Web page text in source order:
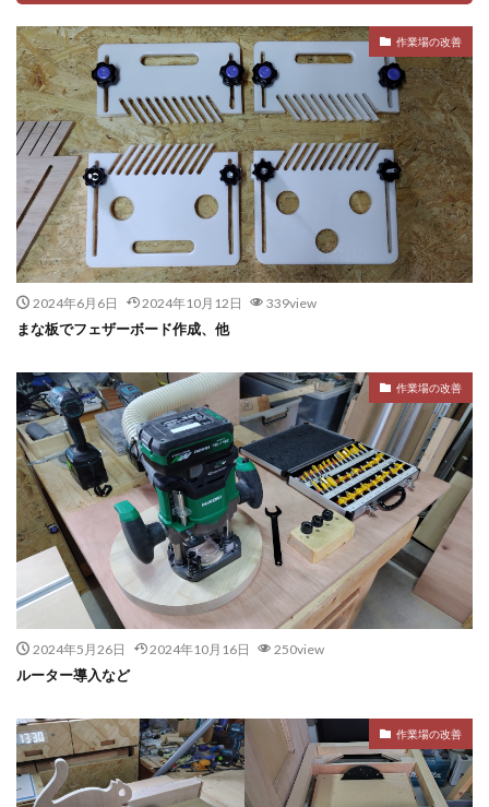
作業場の改善
2024年6月6日 2024年10月12日 339view
まな板でフェザーボード作成、他
作業場の改善
2024年5月26日 2024年10月16日 250view
ルーター導入など
作業場の改善